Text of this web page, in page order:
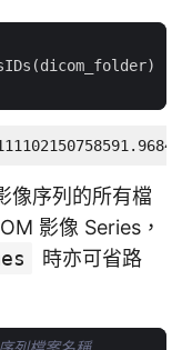
(dicom_folder)
像序列的所有檔
影像 Series，
時亦可省路